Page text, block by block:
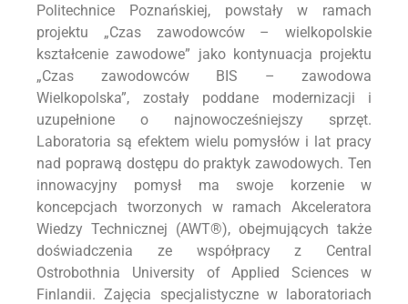
Politechnice Poznańskiej, powstały w ramach
projektu „Czas zawodowców – wielkopolskie
kształcenie zawodowe” jako kontynuacja projektu
„Czas zawodowców BIS – zawodowa
Wielkopolska”, zostały poddane modernizacji i
uzupełnione o najnowocześniejszy sprzęt.
Laboratoria są efektem wielu pomysłów i lat pracy
nad poprawą dostępu do praktyk zawodowych. Ten
innowacyjny pomysł ma swoje korzenie w
koncepcjach tworzonych w ramach Akceleratora
Wiedzy Technicznej (AWT®), obejmujących także
doświadczenia ze współpracy z Central
Ostrobothnia University of Applied Sciences w
Finlandii. Zajęcia specjalistyczne w laboratoriach